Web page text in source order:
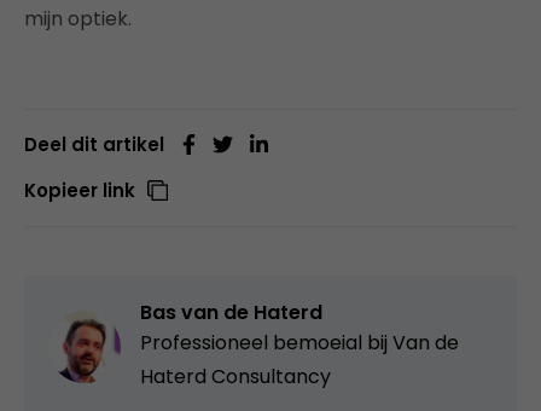
mijn optiek.
Deel dit artikel
Kopieer link
Bas van de Haterd
Professioneel bemoeial bij Van de
Haterd Consultancy